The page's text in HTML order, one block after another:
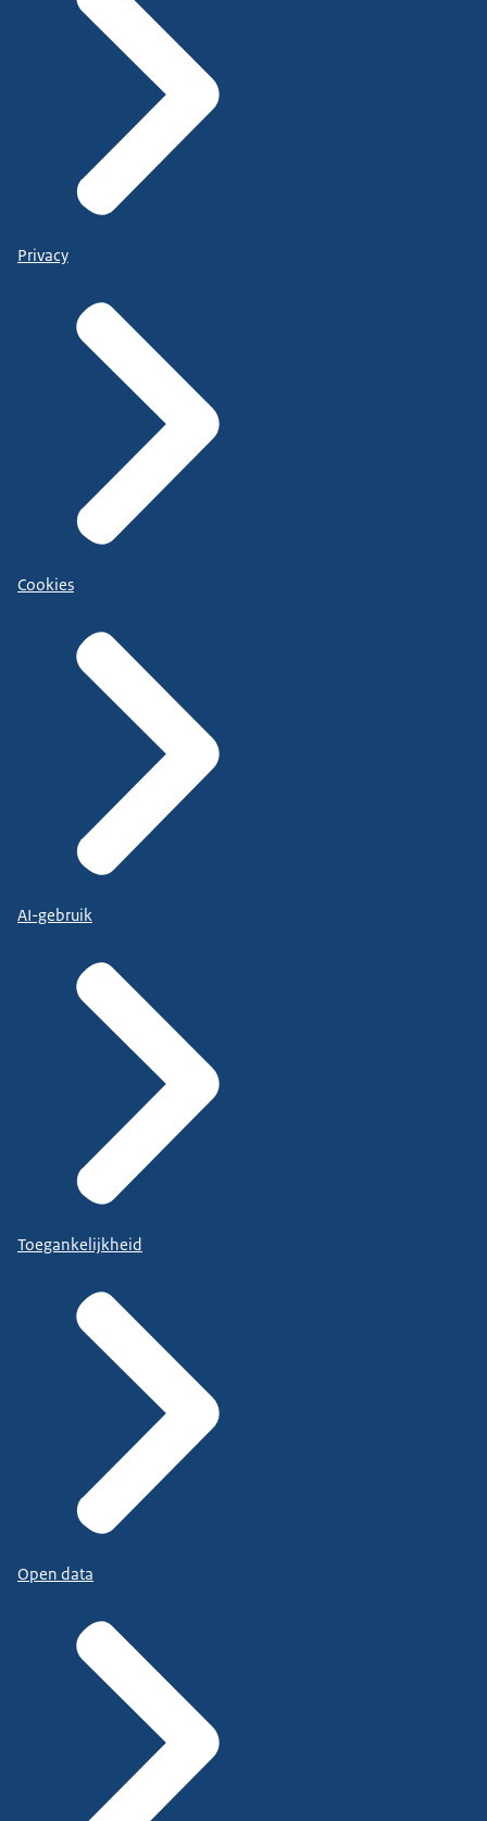
Privacy
Cookies
AI-gebruik
Toegankelijkheid
Open data